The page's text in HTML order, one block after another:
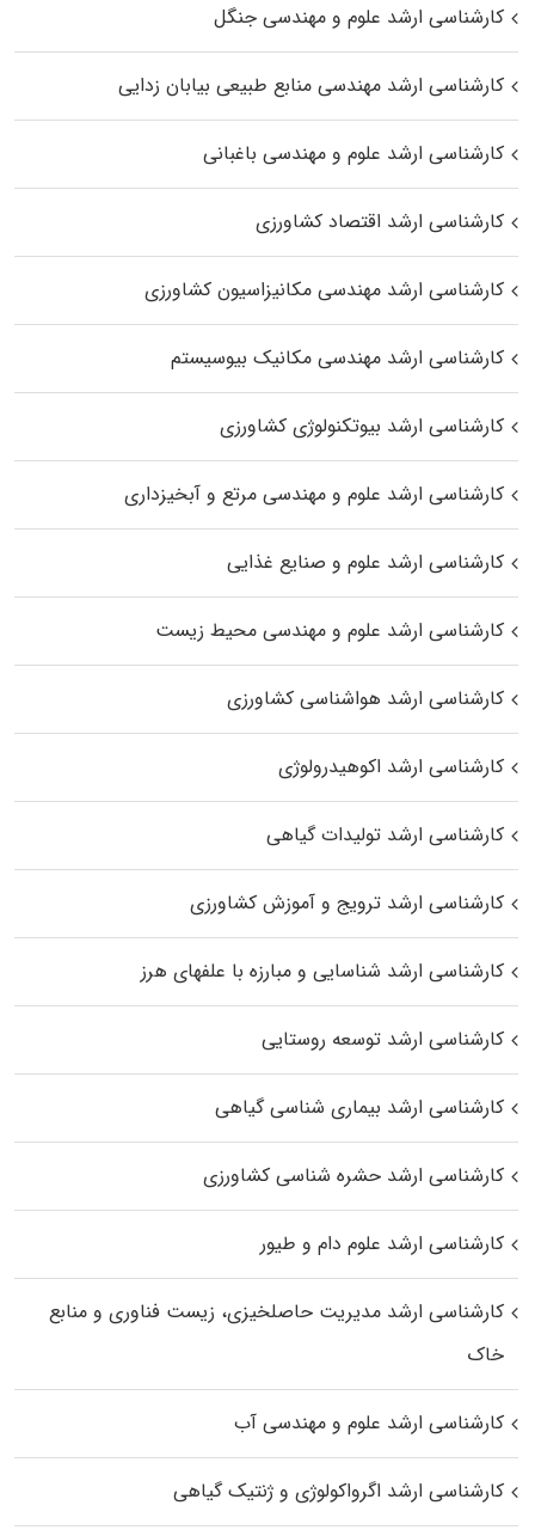
کارشناسی ارشد علوم و مهندسی جنگل
کارشناسی ارشد مهندسی منابع طبیعی بیابان زدایی
کارشناسی ارشد علوم و مهندسی باغبانی
کارشناسی ارشد اقتصاد کشاورزی
کارشناسی ارشد مهندسی مکانیزاسیون کشاورزی
کارشناسی ارشد مهندسی مکانیک بیوسیستم
کارشناسی ارشد بیوتکنولوژی کشاورزی
کارشناسی ارشد علوم و مهندسی مرتع و آبخیزداری
کارشناسی ارشد علوم و صنایع غذایی
کارشناسی ارشد علوم و مهندسی محیط زیست
کارشناسی ارشد هواشناسی کشاورزی
کارشناسی ارشد اکوهیدرولوژی
کارشناسی ارشد تولیدات گیاهی
کارشناسی ارشد ترویج و آموزش کشاورزی
کارشناسی ارشد شناسایی و مبارزه با علفهای هرز
کارشناسی ارشد توسعه روستایی
کارشناسی ارشد بیماری‌ شناسی گیاهی
کارشناسی ارشد حشره‌ شناسی کشاورزی
کارشناسی ارشد علوم دام و طیور
کارشناسی ارشد مدیریت حاصلخیزی، زیست فناوری و منابع
خاک
کارشناسی ارشد علوم و مهندسی آب
کارشناسی ارشد اگرواکولوژی و ژنتیک گیاهی